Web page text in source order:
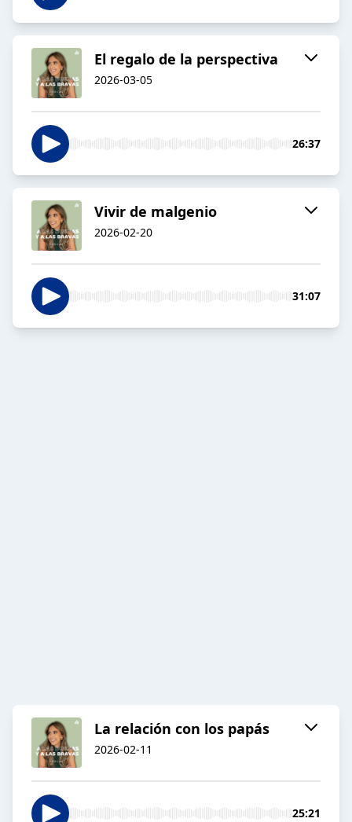
El regalo de la perspectiva
2026-03-05
26:37
Vivir de malgenio
2026-02-20
31:07
La relación con los papás
2026-02-11
25:21